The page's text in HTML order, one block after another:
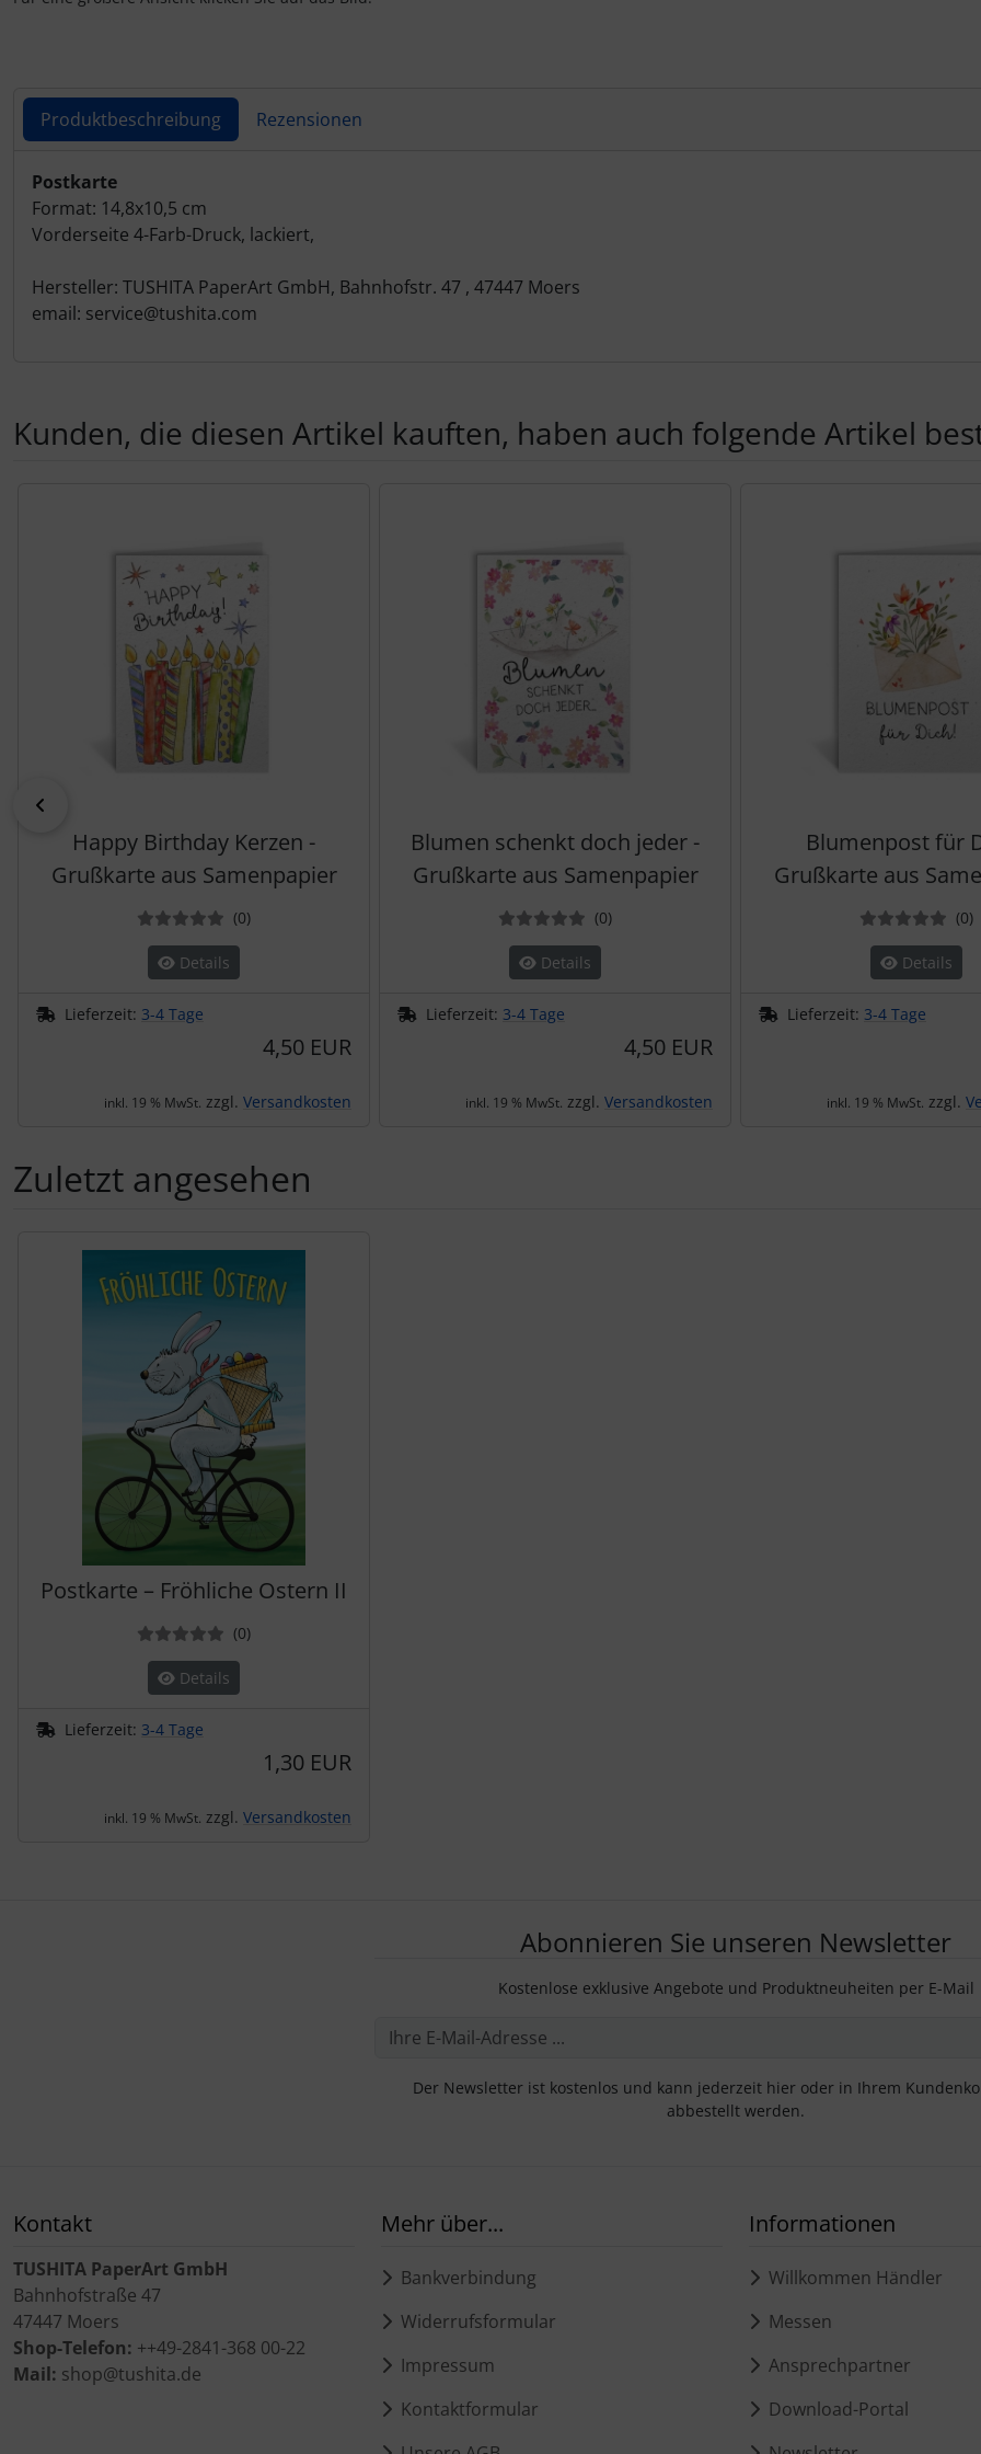
Produktbeschreibung Rezensionen
Produktbeschreibung
Postkarte
Format: 14,8x10,5 cm
Vorderseite 4-Farb-Druck, lackiert,
Hersteller: TUSHITA PaperArt GmbH, Bahnhofstr. 47 , 47447 Moers
email: service@tushita.com
Kunden, die diesen Artikel kauften, haben auch folgende Artikel
Happy Birthday Kerzen -
Grußkarte aus Samenpapier
(0Bewertungen
)
Details
Lieferzeit: 3-4 Tage
4,50 EUR
inkl. 19 % MwSt. zzgl. Versandkosten
Blumen schenkt doch jeder -
Grußkarte aus Samenpapier
(0Bewertungen
)
Details
Lieferzeit: 3-4 Tage
4,50 EUR
inkl. 19 % MwSt. zzgl. Versandkosten
Blumenpost für
Grußkarte aus
(0)
Details
Lieferzeit: 3-4 Tage
inkl. 19 % MwSt. zzgl.
Zuletzt angesehen
Postkarte – Fröhliche Ostern II
(0Bewertungen
)
Details
Lieferzeit: 3-4 Tage
1,30 EUR
inkl. 19 % MwSt. zzgl. Versandkosten
Abonnieren Sie unseren Newsletter
Kostenlose exklusive Angebote und Produktneuheiten per E-Mail
Der Newsletter ist kostenlos und kann jederzeit hier oder in Ihrem
abbestellt werden.
Kontakt
TUSHITA PaperArt GmbH
Bahnhofstraße 47
47447 Moers
Shop-Telefon: ++49-2841-368 00-22
Mail: shop@tushita.de
Mehr über...
Bankverbindung
Widerrufsformular
Impressum
Kontaktformular
Informationen
Willkommen Händler
Messen
Ansprechpartner
Download-Portal